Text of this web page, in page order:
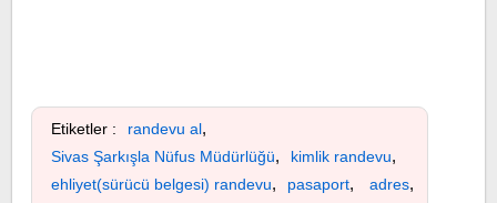
Etiketler : randevu al,
Sivas Şarkışla Nüfus Müdürlüğü, kimlik randevu,
ehliyet(sürücü belgesi) randevu, pasaport, adres,